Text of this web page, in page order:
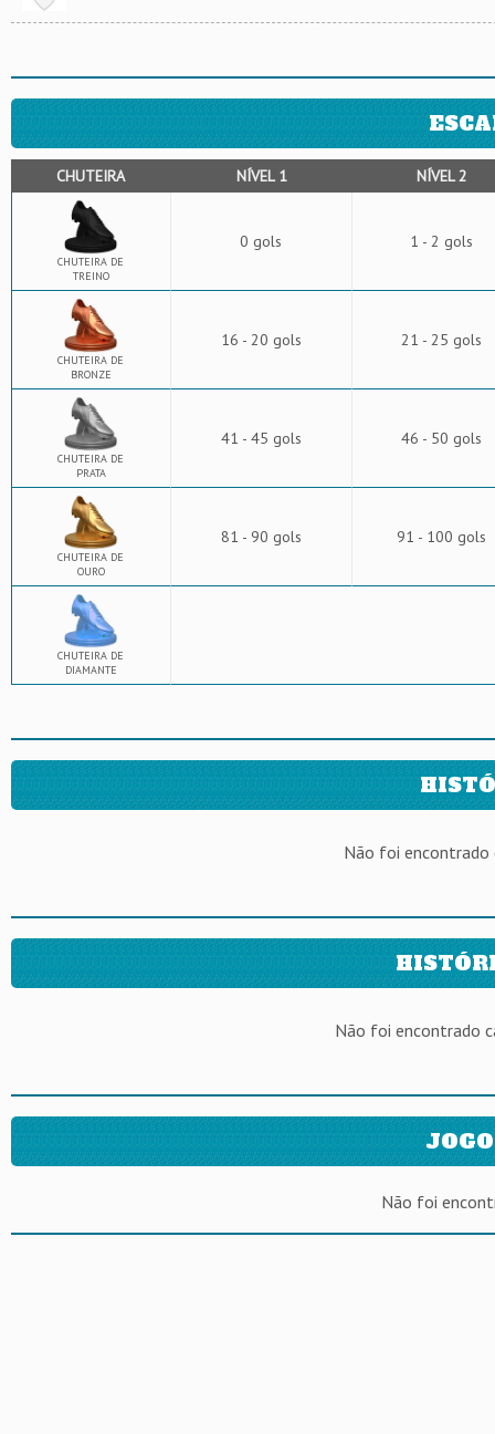
CHUTEIRA NÍVEL 1 NÍVEL 2
CHUTEIRA DE
TREINO
0 gols 1 - 2 gols
CHUTEIRA DE
BRONZE
16 - 20 gols 21 - 25 gols
CHUTEIRA DE
PRATA
41 - 45 gols 46 - 50 gols
CHUTEIRA DE
OURO
81 - 90 gols 91 - 100 gols
CHUTEIRA DE
DIAMANTE
Não foi encontrado
Não foi encontrado
Não foi